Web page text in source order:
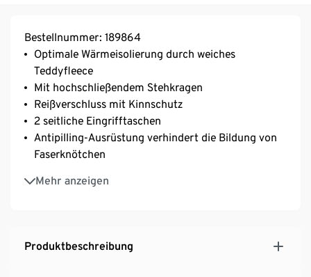
Bestellnummer: 189864
Optimale Wärmeisolierung durch weiches
Teddyfleece
Mit hochschließendem Stehkragen
Reißverschluss mit Kinnschutz
2 seitliche Eingrifftaschen
Antipilling-Ausrüstung verhindert die Bildung von
Faserknötchen
Mehr anzeigen
Brusttasche mit Reißverschluss
Produktbeschreibung